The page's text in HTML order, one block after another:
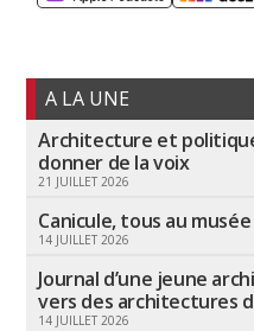
A LA UNE
Architecture et
donner de la voix
21 JUILLET 2026
Canicule, tous au musée
14 JUILLET 2026
Journal d’une jeune
vers des architectures
14 JUILLET 2026